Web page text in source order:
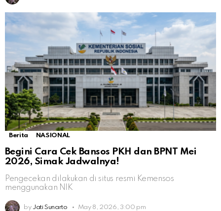
Berita NASIONAL
Begini Cara Cek Bansos PKH dan BPNT Mei
2026, Simak Jadwalnya!
Pengecekan dilakukan di situs resmi Kemensos
menggunakan NIK
by Jati Sunarto May 8, 2026, 3:00 pm